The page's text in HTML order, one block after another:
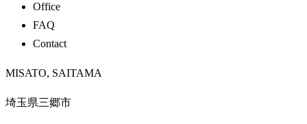
Office
FAQ
Contact
MISATO, SAITAMA
埼玉県三郷市